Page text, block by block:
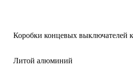
Коробки концевых выключателей
Литой алюминий